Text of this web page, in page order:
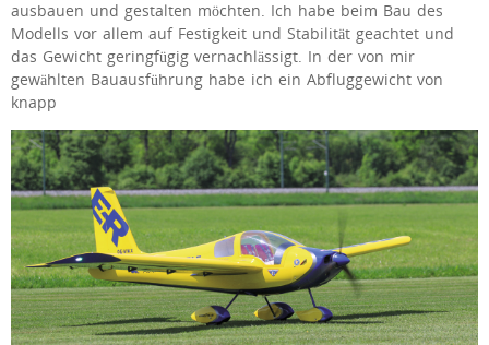
ausbauen und gestalten möchten. Ich habe beim Bau des
Modells vor allem auf Festigkeit und Stabilität geachtet und
das Gewicht geringfügig vernachlässigt. In der von mir
gewählten Bauausführung habe ich ein Abfluggewicht von
knapp